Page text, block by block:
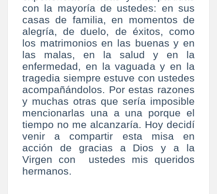
con la mayoría de ustedes: en sus
casas de familia, en momentos de
alegría, de duelo, de éxitos, como
los matrimonios en las buenas y en
las malas, en la salud y en la
enfermedad, en la vaguada y en la
tragedia siempre estuve con ustedes
acompañándolos. Por estas razones
y muchas otras que sería imposible
mencionarlas una a una porque el
tiempo no me alcanzaría. Hoy decidí
venir a compartir esta misa en
acción de gracias a Dios y a la
Virgen con ustedes mis queridos
hermanos.